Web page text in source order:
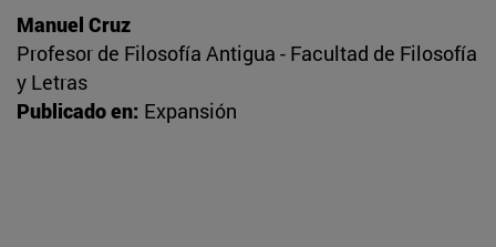
Manuel Cruz
Profesor de Filosofía Antigua - Facultad de Filosofía
y Letras
Publicado en: Expansión